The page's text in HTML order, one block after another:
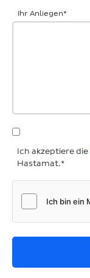
Ihr Anliegen*
Ich akzeptiere die
Hastamat.*